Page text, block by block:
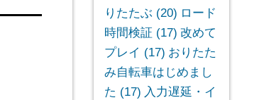
りたたぶ (20) ロード
時間検証 (17) 改めて
プレイ (17) おりたた
み自転車はじめまし
た (17) 入力遅延・イ